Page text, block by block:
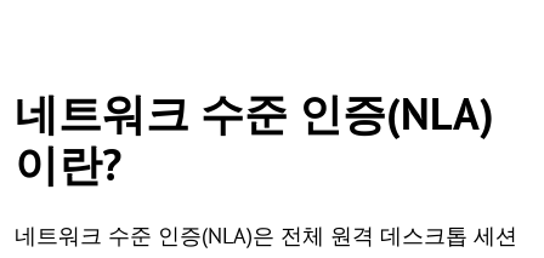
네트워크 수준 인증(NLA)
이란?
네트워크 수준 인증(NLA)은 전체 원격 데스크톱 세션